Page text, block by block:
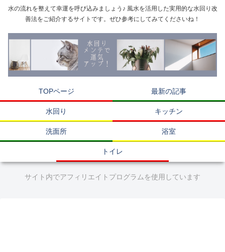
水の流れを整えて幸運を呼び込みましょう♪ 風水を活用した実用的な水回り改
善法をご紹介するサイトです。ぜひ参考にしてみてくださいね！
TOPページ 最新の記事
水回り キッチン
洗面所 浴室
トイレ
サイト内でアフィリエイトプログラムを使用しています